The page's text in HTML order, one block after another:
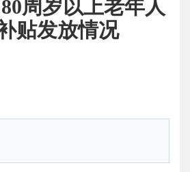
周岁以上老年人
贴发放情况